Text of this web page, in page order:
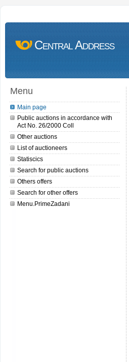
Central Address
Menu
Main page
Public auctions in accordance with
Act No. 26/2000 Coll
Other auctions
List of auctioneers
Statiscics
Search for public auctions
Others offers
Search for other offers
Menu.PrimeZadani